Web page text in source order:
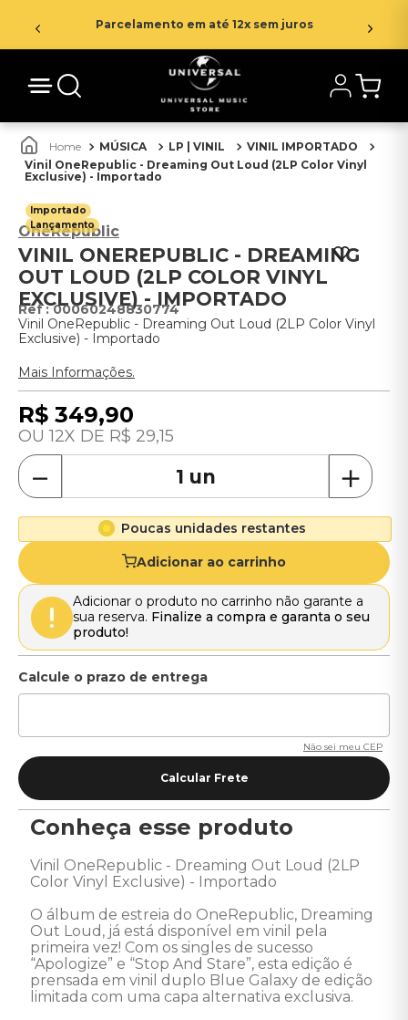
Parcelamento em até 12x sem juros
MÚSICA LP | VINIL
VINIL IMPORTADO
Vinil OneRepublic - Dreaming Out Loud (2LP Color Vinyl
Exclusive) - Importado
Importado
Lançamento
OneRepublic
VINIL ONEREPUBLIC - DREAMING
OUT LOUD (2LP COLOR VINYL
EXCLUSIVE) - IMPORTADO
:00060248830774
Vinil OneRepublic - Dreaming Out Loud (2LP Color Vinyl
Exclusive) - Importado
Mais Informações.
R$ 349,90
12 R$ 29,15
＋
－
Poucas unidades restantes
Adicionar ao carrinho
Adicionar o produto no carrinho não garante a
sua reserva. Finalize a compra e garanta o seu
produto!
Não sei meu CEP
Conheça esse produto
Vinil OneRepublic - Dreaming Out Loud (2LP
Color Vinyl Exclusive) - Importado
O álbum de estreia do OneRepublic, Dreaming
Out Loud, já está disponível em vinil pela
primeira vez! Com os singles de sucesso
“Apologize” e “Stop And Stare”, esta edição é
prensada em vinil duplo Blue Galaxy de edição
limitada com uma capa alternativa exclusiva.